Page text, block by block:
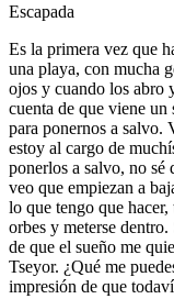
Escapada
Es la primera vez que
una playa, con mucha
ojos y cuando los abro
cuenta de que viene un
para ponernos a salvo.
estoy al cargo de
ponerlos a salvo, no sé
veo que empiezan a
lo que tengo que
orbes y meterse
de que el sueño me
Tseyor. ¿Qué me
impresión de que